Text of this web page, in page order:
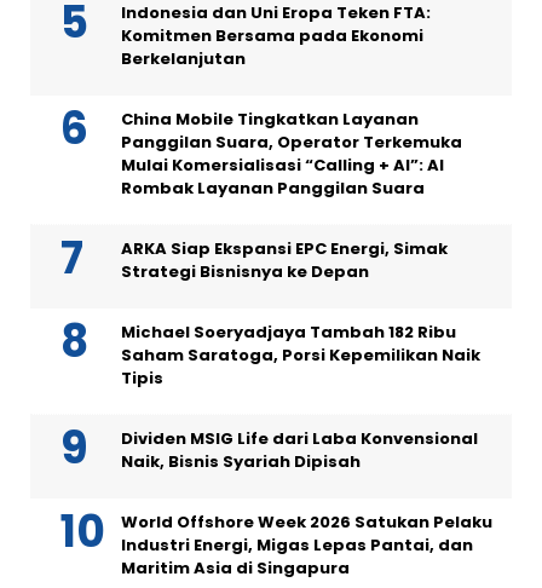
Indonesia dan Uni Eropa Teken FTA:
Komitmen Bersama pada Ekonomi
Berkelanjutan
China Mobile Tingkatkan Layanan
Panggilan Suara, Operator Terkemuka
Mulai Komersialisasi “Calling + AI”: AI
Rombak Layanan Panggilan Suara
ARKA Siap Ekspansi EPC Energi, Simak
Strategi Bisnisnya ke Depan
Michael Soeryadjaya Tambah 182 Ribu
Saham Saratoga, Porsi Kepemilikan Naik
Tipis
Dividen MSIG Life dari Laba Konvensional
Naik, Bisnis Syariah Dipisah
World Offshore Week 2026 Satukan Pelaku
Industri Energi, Migas Lepas Pantai, dan
Maritim Asia di Singapura